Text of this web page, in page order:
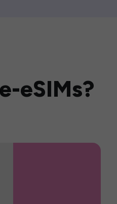
eSIMs?